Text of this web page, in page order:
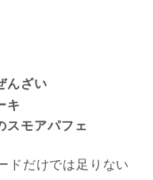
んざい
キ
スモアパフェ
ドだけでは足りない